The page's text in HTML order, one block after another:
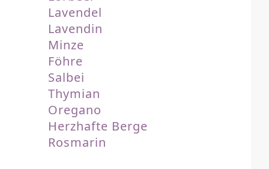
Lavendel
Lavendin
Minze
Föhre
Salbei
Thymian
Oregano
Herzhafte Berge
Rosmarin